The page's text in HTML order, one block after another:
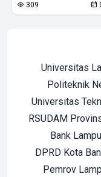
309
Universitas
Politeknik
Universitas
RSUDAM
Bank
DPRD Kota
Pemrov